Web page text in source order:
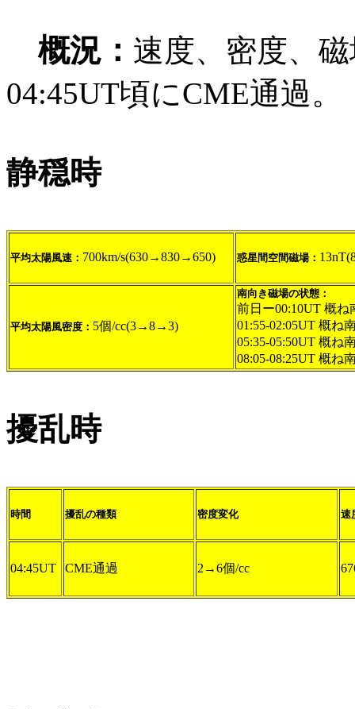
概況： 速度、密度、
04:45UT頃にCME通過。
静穏時
平均太陽風速： 700km/s(630→830→650) 惑星間空間磁場：
平均太陽風密度： 5個/cc(3→8→3)
南向き磁場の状態：
前日ー00:10UT 概ね
01:55-02:05UT 概ね
05:35-05:50UT 概ね
08:05-08:25UT 概ね
擾乱時
時間 擾乱の種類 密度変化 速
04:45UT CME通過 2→6個/cc